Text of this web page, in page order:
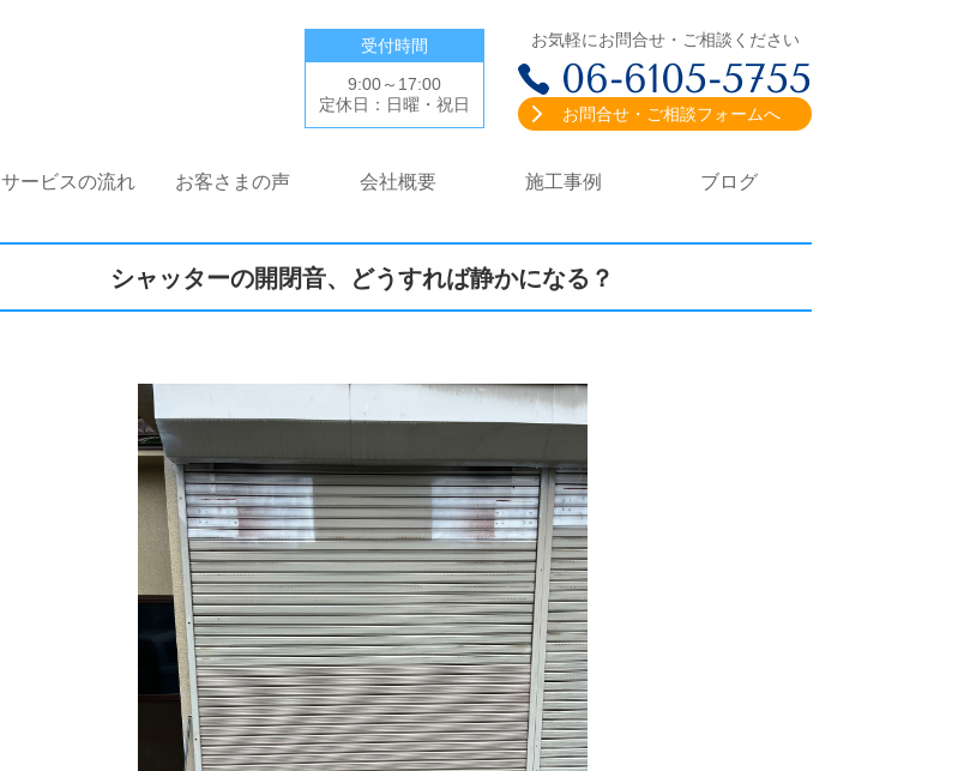
受付時間
9:00～17:00
定休日：日曜・祝日
お気軽にお問合せ・ご相談ください
06-6105-5755
お問合せ・ご相談フォームへ
サービスの流れ お客さまの声 会社概要 施工事例 ブログ
シャッターの開閉音、どうすれば静かになる？